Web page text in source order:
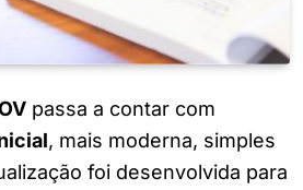
passa a contar com
, mais moderna, simples
foi desenvolvida para